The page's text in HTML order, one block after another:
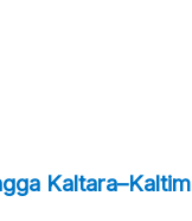
Kaltara–Kaltim